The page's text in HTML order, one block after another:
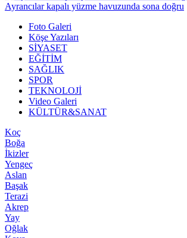
Ayrancılar kapalı yüzme havuzunda sona doğru
Foto Galeri
Köşe Yazıları
SİYASET
EĞİTİM
SAĞLIK
SPOR
TEKNOLOJİ
Video Galeri
KÜLTÜR&SANAT
Koç
Boğa
İkizler
Yengeç
Aslan
Başak
Terazi
Akrep
Yay
Oğlak